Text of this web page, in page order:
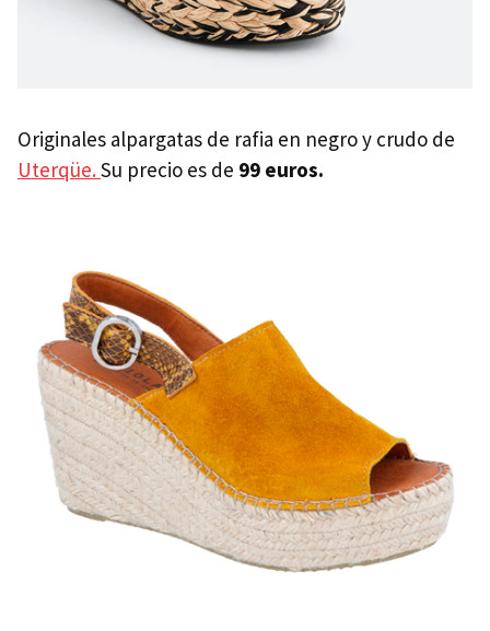
Originales alpargatas de rafia en negro y crudo de
Uterqüe.Su precio es de 99 euros.